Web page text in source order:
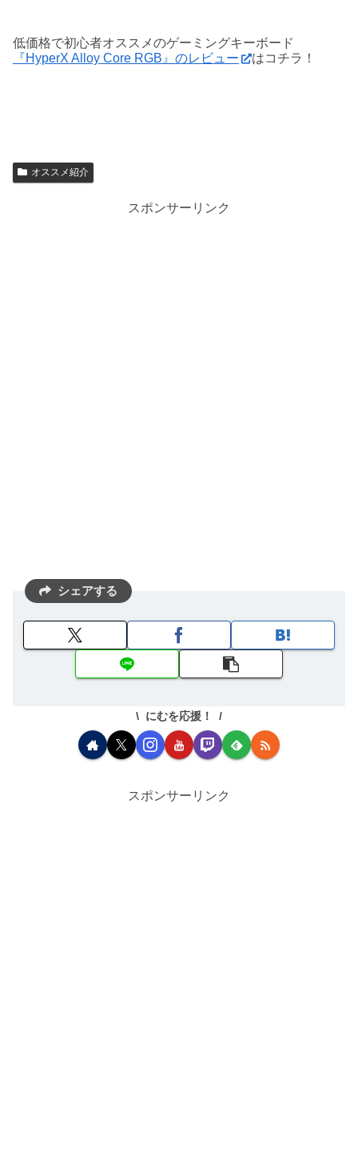
低価格で初心者オススメのゲーミングキーボード
『HyperX Alloy Core RGB』のレビュー
はコチラ！
オススメ紹介
スポンサーリンク
シェアする
にむを応援！
スポンサーリンク